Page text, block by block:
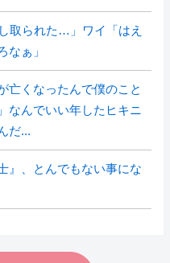
取られた…」ワイ「はえ
ぁ」
亡くなったんで僕のこと
なんでいい年したヒキニ
だ...
』、とんでもない事にな